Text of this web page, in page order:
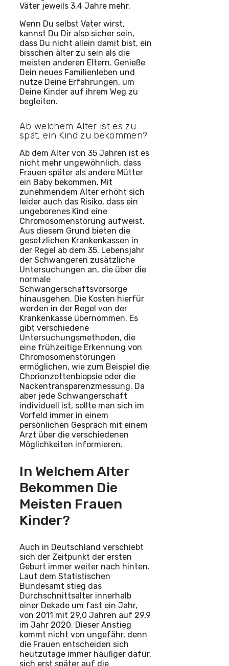
Väter jeweils 3,4 Jahre mehr.
Wenn Du selbst Vater wirst,
kannst Du Dir also sicher sein,
dass Du nicht allein damit bist, ein
bisschen älter zu sein als die
meisten anderen Eltern. Genieße
Dein neues Familienleben und
nutze Deine Erfahrungen, um
Deine Kinder auf ihrem Weg zu
begleiten.
Ab welchem Alter ist es zu
spät, ein Kind zu bekommen?
Ab dem Alter von 35 Jahren ist es
nicht mehr ungewöhnlich, dass
Frauen später als andere Mütter
ein Baby bekommen. Mit
zunehmendem Alter erhöht sich
leider auch das Risiko, dass ein
ungeborenes Kind eine
Chromosomenstörung aufweist.
Aus diesem Grund bieten die
gesetzlichen Krankenkassen in
der Regel ab dem 35. Lebensjahr
der Schwangeren zusätzliche
Untersuchungen an, die über die
normale
Schwangerschaftsvorsorge
hinausgehen. Die Kosten hierfür
werden in der Regel von der
Krankenkasse übernommen. Es
gibt verschiedene
Untersuchungsmethoden, die
eine frühzeitige Erkennung von
Chromosomenstörungen
ermöglichen, wie zum Beispiel die
Chorionzottenbiopsie oder die
Nackentransparenzmessung. Da
aber jede Schwangerschaft
individuell ist, sollte man sich im
Vorfeld immer in einem
persönlichen Gespräch mit einem
Arzt über die verschiedenen
Möglichkeiten informieren.
In Welchem Alter
Bekommen Die
Meisten Frauen
Kinder?
Auch in Deutschland verschiebt
sich der Zeitpunkt der ersten
Geburt immer weiter nach hinten.
Laut dem Statistischen
Bundesamt stieg das
Durchschnittsalter innerhalb
einer Dekade um fast ein Jahr,
von 2011 mit 29,0 Jahren auf 29,9
im Jahr 2020. Dieser Anstieg
kommt nicht von ungefähr, denn
die Frauen entscheiden sich
heutzutage immer häufiger dafür,
sich erst später auf die